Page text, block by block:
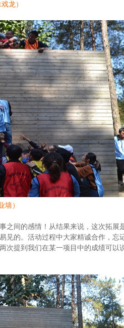
戏龙）
墙）
间的感情！从结果来说，这次拓
的。活动过程中大家精诚合作，
提到我们在某一项目中的成绩可以